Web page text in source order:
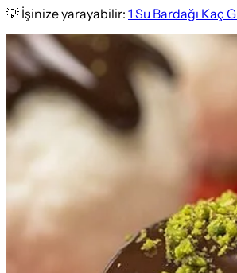
💡 İşinize yarayabilir: 1 Su Bardağı Kaç